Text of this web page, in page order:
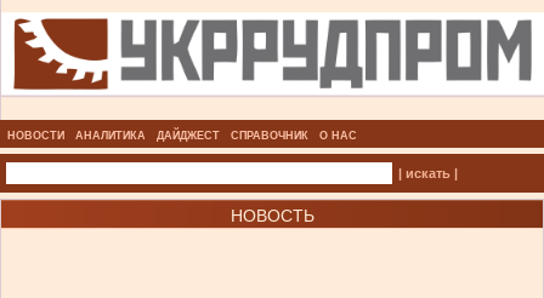
НОВОСТИ АНАЛИТИКА ДАЙДЖЕСТ СПРАВОЧНИК О НАС
| искать |
НОВОСТЬ